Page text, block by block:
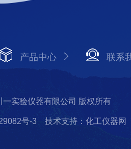
产品中心 联系
实验仪器有限公司 版权所有
号-3
技术支持：化工仪器网